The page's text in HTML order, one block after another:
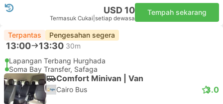
USD 10
Termasuk Cukai setiap dewasa
Tempah sekarang
Terpantas Pengesahan segera
13:00 13:30 30m
Lapangan Terbang Hurghada
Soma Bay Transfer, Safaga
Comfort Minivan | Van
Cairo Bus 3.0